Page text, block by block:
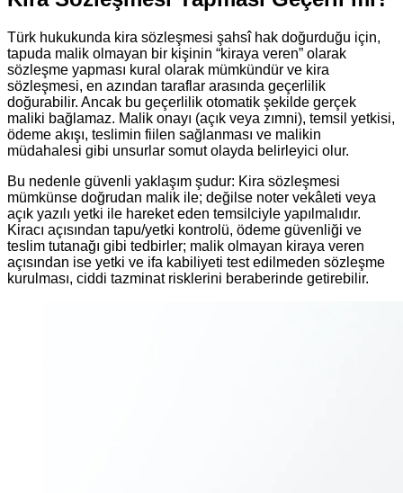
Türk hukukunda kira sözleşmesi şahsî hak doğurduğu için,
tapuda malik olmayan bir kişinin “kiraya veren” olarak
sözleşme yapması kural olarak mümkündür ve kira
sözleşmesi, en azından taraflar arasında geçerlilik
doğurabilir. Ancak bu geçerlilik otomatik şekilde gerçek
maliki bağlamaz. Malik onayı (açık veya zımni), temsil yetkisi,
ödeme akışı, teslimin fiilen sağlanması ve malikin
müdahalesi gibi unsurlar somut olayda belirleyici olur.
Bu nedenle güvenli yaklaşım şudur: Kira sözleşmesi
mümkünse doğrudan malik ile; değilse noter vekâleti veya
açık yazılı yetki ile hareket eden temsilciyle yapılmalıdır.
Kiracı açısından tapu/yetki kontrolü, ödeme güvenliği ve
teslim tutanağı gibi tedbirler; malik olmayan kiraya veren
açısından ise yetki ve ifa kabiliyeti test edilmeden sözleşme
kurulması, ciddi tazminat risklerini beraberinde getirebilir.